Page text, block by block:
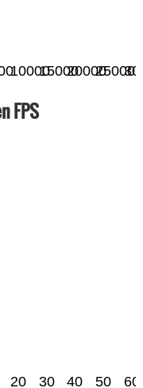
10000150002000025000
FPS
20 30 40 50 60